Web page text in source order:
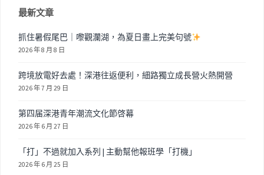
最新文章
抓住暑假尾巴｜嚟觀瀾湖，為夏日畫上完美句號
2026 年 8 月 8 日
跨境放電好去處！深港往返便利，細路獨立成長營火熱開營
2026 年 7 月 29 日
第四届深港青年潮流文化節啓幕
2026 年 6 月 27 日
「打」不過就加入系列 | 主動幫他報班學「打機」
2026 年 6 月 25 日